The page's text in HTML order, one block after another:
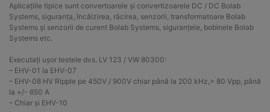
Aplicațiile tipice sunt convertoarele și convertizoarele DC / DC Bolab
Systems, siguranța, încălzirea, răcirea, senzorii, transformatoare Bolab
Systems și senzorii de curent Bolab Systems, siguranțele, bobinele Bolab
Systems etc.
Executați ușor testele dvs. LV 123 / VW 80300:
– EHV-01 la EHV-07
– EHV-08 HV Ripple pe 450V / 900V chiar până la 200 kHz,> 80 Vpp, până
la +/- 650 A
– Chiar și EHV-10